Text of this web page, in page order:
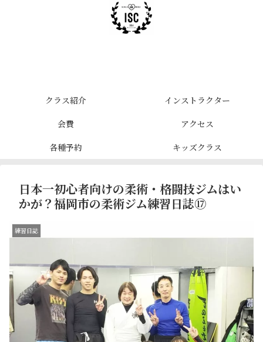
クラス紹介
インストラクター
会費
アクセス
各種予約
キッズクラス
日本一初心者向けの柔術・格闘技ジムはい
かが？福岡市の柔術ジム練習日誌⑰
練習日誌